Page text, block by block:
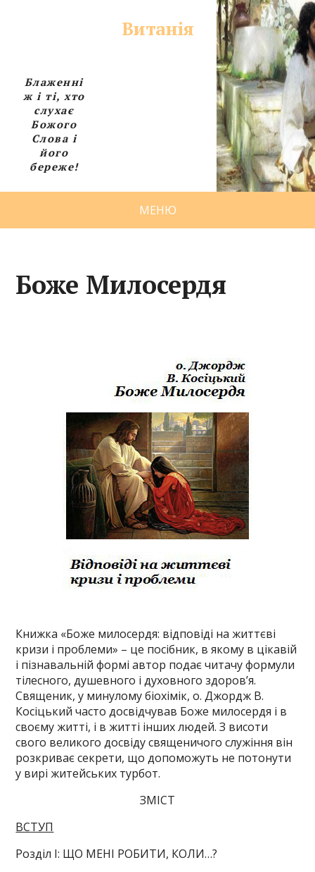
Витанія
Блаженні
ж і ті, хто
слухає
Божого
Слова і
його
береже!
МЕНЮ
Боже Милосердя
Книжка «Боже милосердя: відповіді на життєві
кризи і проблеми» – це посібник, в якому в цікавій
і пізнавальній формі автор подає читачу формули
тілесного, душевного і духовного здоров’я.
Священик, у минулому біохімік, о. Джордж В.
Косіцький часто досвідчував Боже милосердя і в
своєму житті, і в житті інших людей. З висоти
свого великого досвіду священичого служіння він
розкриває секрети, що допоможуть не потонути
у вирі житейських турбот.
ЗМІСТ
ВСТУП
Розділ І: ЩО МЕНІ РОБИТИ, КОЛИ…?